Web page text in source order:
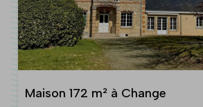
Maison 172 m² à Change